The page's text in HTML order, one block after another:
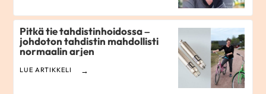
Pitkä tie tahdistinhoidossa –
johdoton tahdistin mahdollisti
normaalin arjen
LUE ARTIKKELI